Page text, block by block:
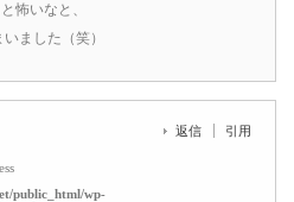
怖いなと、
ました（笑）
public_html/wp-
返信 引用